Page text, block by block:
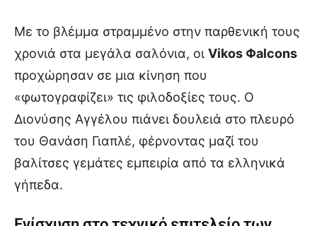
Με το βλέμμα στραμμένο στην παρθενική τους
χρονιά στα μεγάλα σαλόνια, οι Vikos Φalcons
προχώρησαν σε μια κίνηση που
«φωτογραφίζει» τις φιλοδοξίες τους. Ο
Διονύσης Αγγέλου πιάνει δουλειά στο πλευρό
του Θανάση Γιαπλέ, φέρνοντας μαζί του
βαλίτσες γεμάτες εμπειρία από τα ελληνικά
γήπεδα.